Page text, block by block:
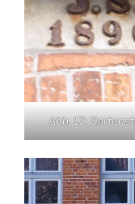
Abb. 17: